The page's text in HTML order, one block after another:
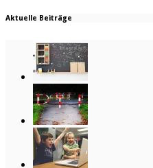
Aktuelle Beiträge